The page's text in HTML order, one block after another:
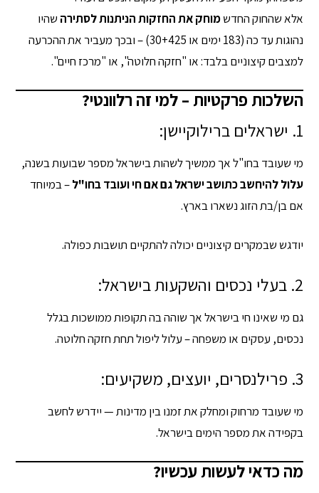
אלא שהחוק החדשמוחק את החזקות הניתנות לסתירה שהיו
נהוגות עד כה (183 ימים או 30+425) – ובכך מעביר את ההכרעה
למצבים קיצוניים בלבד: או "חזקה חלוטה", או "מרכז חיים".
השלכות פרקטיות – למי זה רלוונטי?
1. ישראלים ברילוקיישן:
מי שעובד בחו"ל אך ממשיך לשהות בישראל מספר שבועות בשנה,
עלול להיחשב כתושב ישראל גם אם חי ועובד בחו"ל– במיוחד
אם בן/בת הזוג נשארו בארץ.
יודגש שבמקרים קיצוניים יכולה להתקיים תושבות כפולה.
2. בעלי נכסים והשקעות בישראל:
גם מי שאינו חי בישראל אך שוהה בה תקופות ממושכות בגלל
נכסים, עסקים או משפחה – עלול ליפול תחת חזקה חלוטה.
3. פרילנסרים, יועצים, משקיעים:
מי שעובד מרחוק ומחלק את זמנו בין מדינות — יידרש לחשב
בקפידה את מספר הימים בישראל.
מה כדאי לעשות עכשיו?